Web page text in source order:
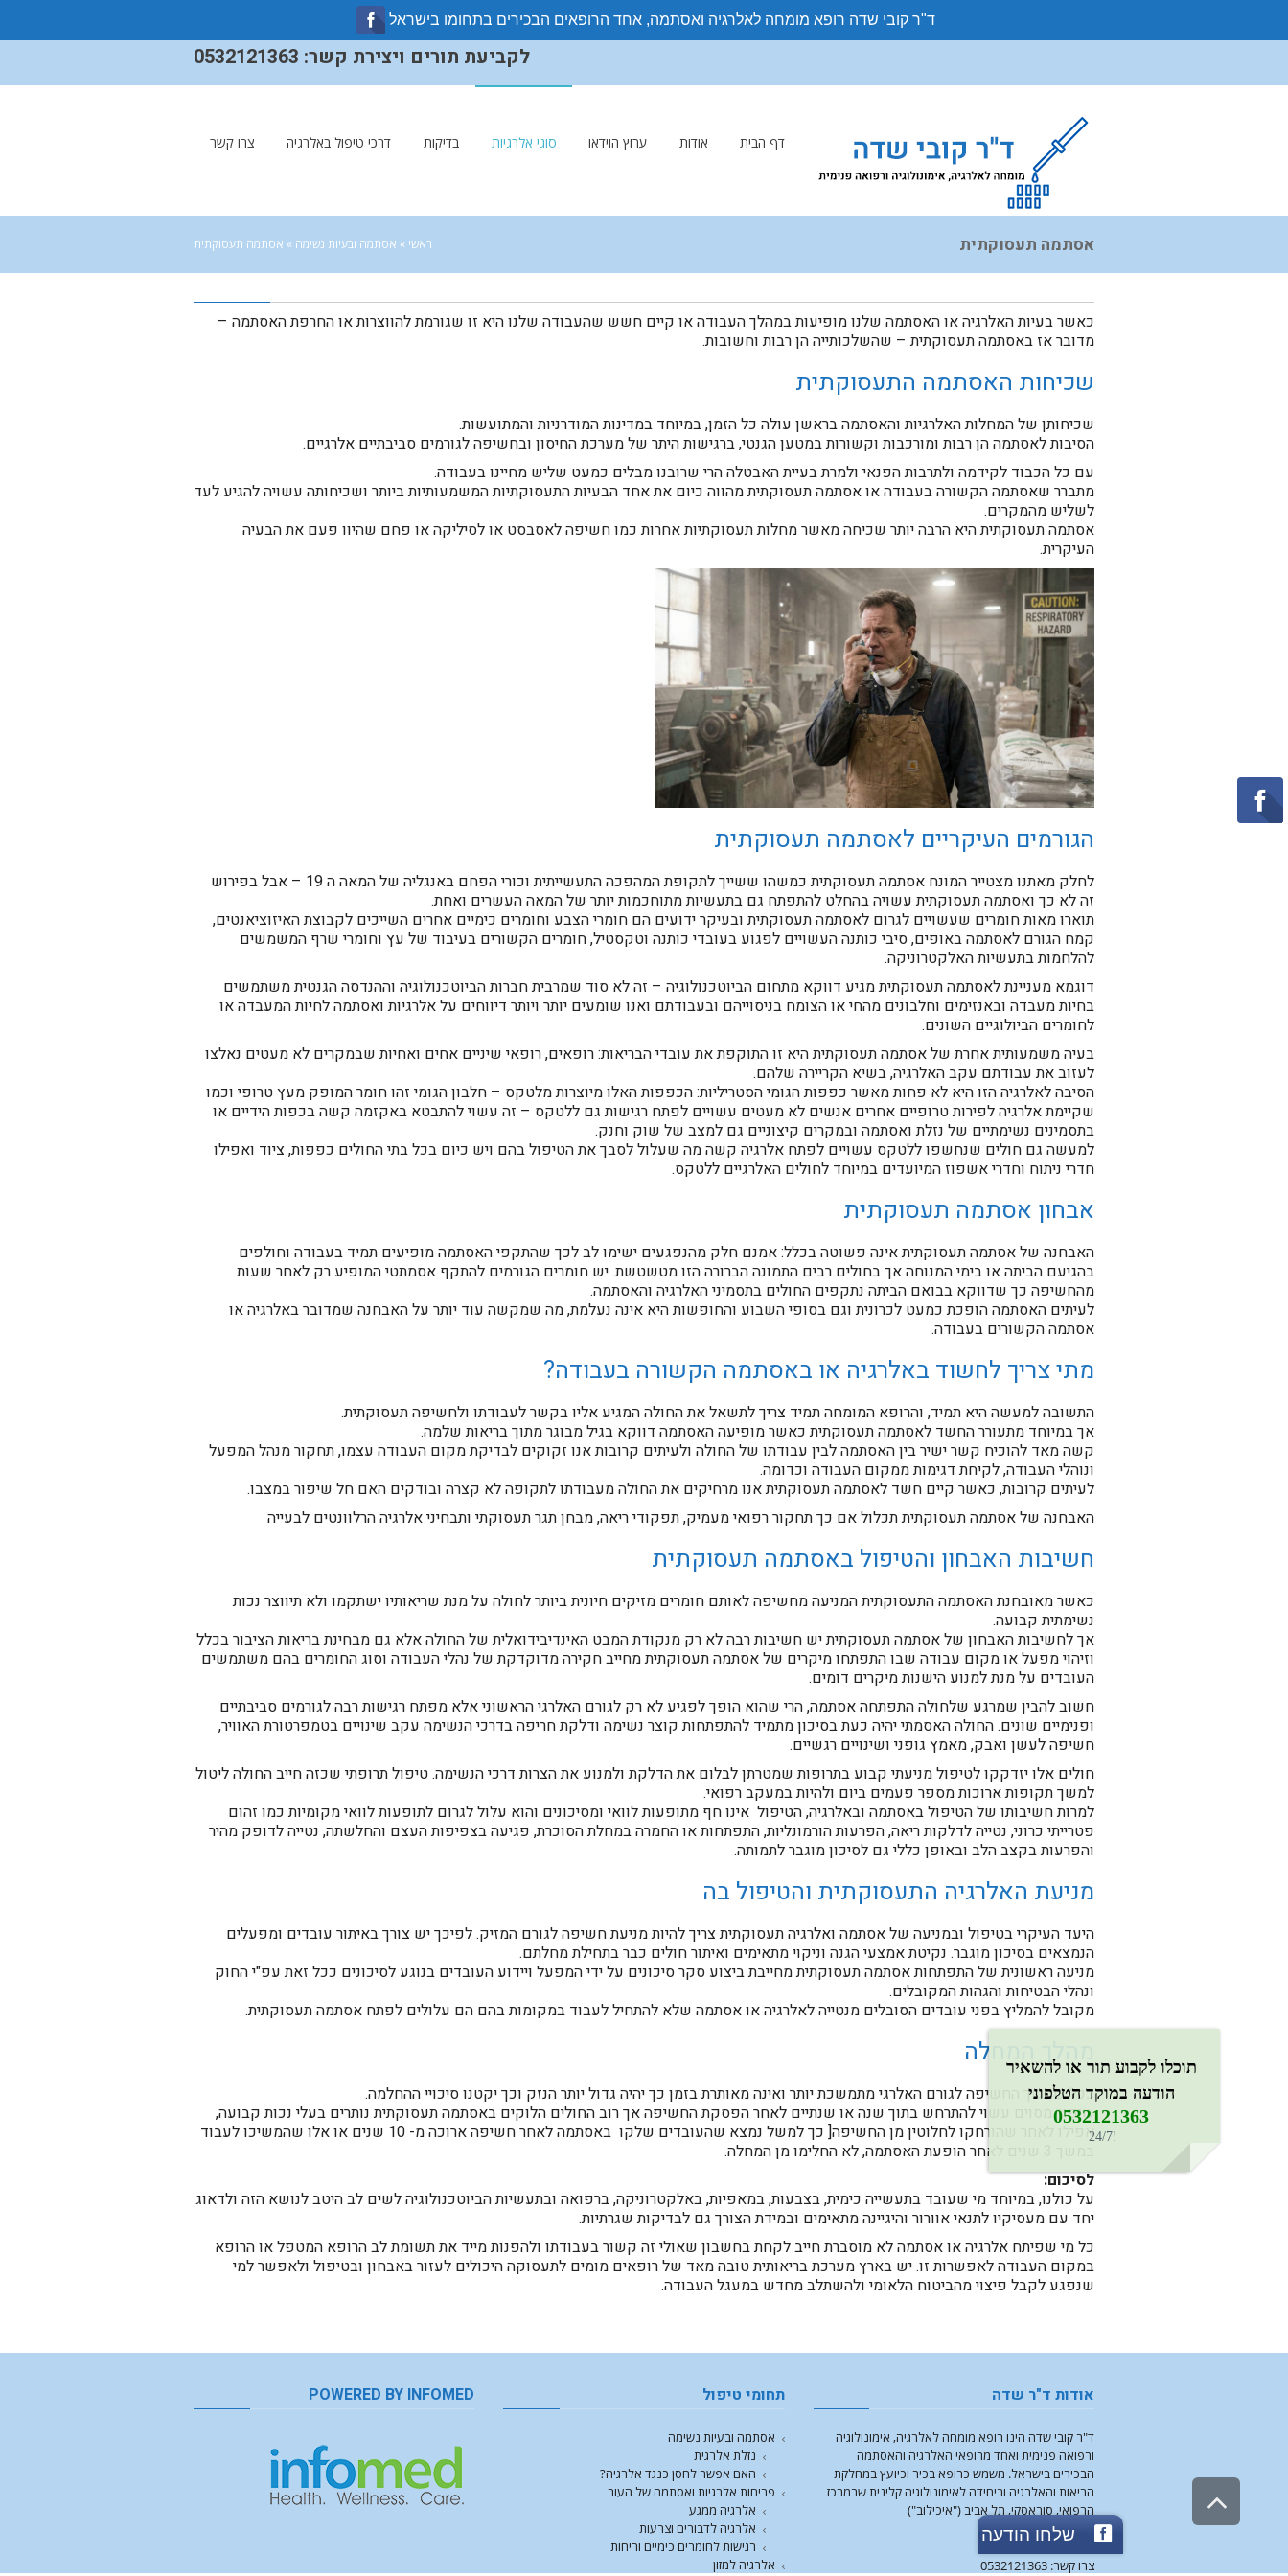
לקביעת תורים ויצירת קשר: 0532121363
דף הבית אודות ערוץ הוידאו סוגי אלרגיות בדיקות דרכי טיפול באלרגיה צרו קשר
אסתמה תעסוקתית ראשי » אסתמה ובעיות נשימה » אסתמה תעסוקתית
כאשר בעיות האלרגיה או האסתמה שלנו מופיעות במהלך העבודה או קיים חשש שהעבודה שלנו היא זו שגורמת להווצרות או החרפת האסתמה –
מדובר אז באסתמה תעסוקתית – שהשלכותייה הן רבות וחשובות.
שכיחות האסתמה התעסוקתית
שכיחותן של המחלות האלרגיות והאסתמה בראשן עולה כל הזמן, במיוחד במדינות המודרניות והמתועשות.
הסיבות לאסתמה הן רבות ומורכבות וקשורות במטען הגנטי, ברגישות היתר של מערכת החיסון ובחשיפה לגורמים סביבתיים אלרגיים.
עם כל הכבוד לקידמה ולתרבות הפנאי ולמרת בעיית האבטלה הרי שרובנו מבלים כמעט שליש מחיינו בעבודה.
מתברר שאסתמה הקשורה בעבודה או אסתמה תעסוקתית מהווה כיום את אחד הבעיות התעסוקתיות המשמעותיות ביותר ושכיחותה עשויה להגיע לעד
לשליש מהמקרים.
אסתמה תעסוקתית היא הרבה יותר שכיחה מאשר מחלות תעסוקתיות אחרות כמו חשיפה לאסבסט או לסיליקה או פחם שהיוו פעם את הבעיה
העיקרית.
הגורמים העיקריים לאסתמה תעסוקתית
לחלק מאתנו מצטייר המונח אסתמה תעסוקתית כמשהו ששייך לתקופת המהפכה התעשייתית וכורי הפחם באנגליה של המאה ה 19 – אבל בפירוש
זה לא כך ואסתמה תעסוקתית עשויה בהחלט להתפתח גם בתעשיות מתוחכמות יותר של המאה העשרים ואחת.
תוארו מאות חומרים שעשויים לגרום לאסתמה תעסוקתית ובעיקר ידועים הם חומרי הצבע וחומרים כימיים אחרים השייכים לקבוצת האיזוציאנטים,
קמח הגורם לאסתמה באופים, סיבי כותנה העשויים לפגוע בעובדי כותנה וטקסטיל, חומרים הקשורים בעיבוד של עץ וחומרי שרף המשמשים
להלחמות בתעשיות האלקטרוניקה.
דוגמא מעניינת לאסתמה תעסוקתית מגיע דווקא מתחום הביוטכנולוגיה – זה לא סוד שמרבית חברות הביוטכנולוגיה וההנדסה הגנטית משתמשים
בחיות מעבדה ובאנזימים וחלבונים מהחי או הצומח בניסוייהם ובעבודתם ואנו שומעים יותר ויותר דיווחים על אלרגיות ואסתמה לחיות המעבדה או
לחומרים הביולוגיים השונים.
בעיה משמעותית אחרת של אסתמה תעסוקתית היא זו התוקפת את עובדי הבריאות: רופאים, רופאי שיניים אחים ואחיות שבמקרים לא מעטים נאלצו
לעזוב את עבודתם עקב האלרגיה, בשיא הקריירה שלהם.
הסיבה לאלרגיה הזו היא לא פחות מאשר כפפות הגומי הסטריליות: הכפפות האלו מיוצרות מלטקס – חלבון הגומי זהו חומר המופק מעץ טרופי וכמו
שקיימת אלרגיה לפירות טרופיים אחרים אנשים לא מעטים עשויים לפתח רגישות גם ללטקס – זה עשוי להתבטא באקזמה קשה בכפות הידיים או
בתסמינים נשימתיים של נזלת ואסתמה ובמקרים קיצוניים גם למצב של שוק וחנק.
למעשה גם חולים שנחשפו ללטקס עשויים לפתח אלרגיה קשה מה שעלול לסבך את הטיפול בהם ויש כיום בכל בתי החולים כפפות, ציוד ואפילו
חדרי ניתוח וחדרי אשפוז המיועדים במיוחד לחולים האלרגיים ללטקס.
אבחון אסתמה תעסוקתית
האבחנה של אסתמה תעסוקתית אינה פשוטה בכלל: אמנם חלק מהנפגעים ישימו לב לכך שהתקפי האסתמה מופיעים תמיד בעבודה וחולפים
בהגיעם הביתה או בימי המנוחה אך בחולים רבים התמונה הברורה הזו מטשטשת. יש חומרים הגורמים להתקף אסמתטי המופיע רק לאחר שעות
מהחשיפה כך שדווקא בבואם הביתה נתקפים החולים בתסמיני האלרגיה והאסתמה.
לעיתים האסתמה הופכת כמעט לכרונית וגם בסופי השבוע והחופשות היא אינה נעלמת, מה שמקשה עוד יותר על האבחנה שמדובר באלרגיה או
אסתמה הקשורים בעבודה.
מתי צריך לחשוד באלרגיה או באסתמה הקשורה בעבודה?
התשובה למעשה היא תמיד, והרופא המומחה תמיד צריך לתשאל את החולה המגיע אליו בקשר לעבודתו ולחשיפה תעסוקתית.
אך במיוחד מתעורר החשד לאסתמה תעסוקתית כאשר מופיעה האסתמה דווקא בגיל מבוגר מתוך בריאות שלמה.
קשה מאד להוכיח קשר ישיר בין האסתמה לבין עבודתו של החולה ולעיתים קרובות אנו זקוקים לבדיקת מקום העבודה עצמו, תחקור מנהל המפעל
ונוהלי העבודה, לקיחת דגימות ממקום העבודה וכדומה.
לעיתים קרובות, כאשר קיים חשד לאסתמה תעסוקתית אנו מרחיקים את החולה מעבודתו לתקופה לא קצרה ובודקים האם חל שיפור במצבו.
האבחנה של אסתמה תעסוקתית תכלול אם כך תחקור רפואי מעמיק, תפקודי ריאה, מבחן תגר תעסוקתי ותבחיני אלרגיה הרלוונטים לבעייה
חשיבות האבחון והטיפול באסתמה תעסוקתית
כאשר מאובחנת האסתמה התעסוקתית המניעה מחשיפה לאותם חומרים מזיקים חיונית ביותר לחולה על מנת שריאותיו ישתקמו ולא תיווצר נכות
נשימתית קבועה.
אך לחשיבות האבחון של אסתמה תעסוקתית יש חשיבות רבה לא רק מנקודת המבט האינדיבידואלית של החולה אלא גם מבחינת בריאות הציבור בכלל
וזיהוי מפעל או מקום עבודה שבו התפתחו מיקרים של אסתמה תעסוקתית מחייב חקירה מדוקדקת של נהלי העבודה וסוג החומרים בהם משתמשים
העובדים על מנת למנוע הישנות מיקרים דומים.
חשוב להבין שמרגע שלחולה התפתחה אסתמה, הרי שהוא הופך לפגיע לא רק לגורם האלרגי הראשוני אלא מפתח רגישות רבה לגורמים סביבתיים
ופנימיים שונים. החולה האסמתי יהיה כעת בסיכון מתמיד להתפתחות קוצר נשימה ודלקת חריפה בדרכי הנשימה עקב שינויים בטמפרטורת האוויר,
חשיפה לעשן ואבק, מאמץ גופני ושינויים רגשיים.
חולים אלו יזדקקו לטיפול מניעתי קבוע בתרופות שמטרתן לבלום את הדלקת ולמנוע את הצרות דרכי הנשימה. טיפול תרופתי שכזה חייב החולה ליטול
למשך תקופות ארוכות מספר פעמים ביום ולהיות במעקב רפואי.
למרות חשיבותו של הטיפול באסתמה ובאלרגיה, הטיפול אינו חף מתופעות לוואי ומסיכונים והוא עלול לגרום לתופעות לוואי מקומיות כמו זהום
פטרייתי כרוני, נטייה לדלקות ריאה, הפרעות הורמונליות, התפתחות או החמרה במחלת הסוכרת, פגיעה בצפיפות העצם והחלשתה, נטייה לדופק מהיר
והפרעות בקצב הלב ובאופן כללי גם לסיכון מוגבר לתמותה.
מניעת האלרגיה התעסוקתית והטיפול בה
היעד העיקרי בטיפול ובמניעה של אסתמה ואלרגיה תעסוקתית צריך להיות מניעת חשיפה לגורם המזיק. לפיכך יש צורך באיתור עובדים ומפעלים
הנמצאים בסיכון מוגבר. נקיטת אמצעי הגנה וניקוי מתאימים ואיתור חולים כבר בתחילת מחלתם.
מניעה ראשונית של התפתחות אסתמה תעסוקתית מחייבת ביצוע סקר סיכונים על ידי המפעל ויידוע העובדים בנוגע לסיכונים ככל זאת עפ"י החוק
ונהלי הבטיחות והגהות המקובלים.
מקובל להמליץ בפני עובדים הסובלים מנטייה לאלרגיה או אסתמה שלא להתחיל לעבוד במקומות בהם הם עלולים לפתח אסתמה תעסוקתית.
מהלך המחלה
ככל שמשך החשיפה לגורם האלרגי מתמשכת יותר ואינה מאותרת בזמן כך יהיה גדול יותר הנזק וכך יקטנו סיכויי ההחלמה.
שיפור מסוים עשוי להתרחש בתוך שנה או שנתיים לאחר הפסקת החשיפה אך רוב החולים הלוקים באסתמה תעסוקתית נותרים בעלי נכות קבועה,
אפילו לאחר שהורחקו לחלוטין מן החשיפה[ כך למשל נמצא שהעובדים שלקו באסתמה לאחר חשיפה ארוכה מ- 10 שנים או אלו שהמשיכו לעבוד
לסיכום:
על כולנו, במיוחד מי שעובד בתעשייה כימית, בצבעות, במאפיות, באלקטרוניקה, ברפואה ובתעשיות הביוטכנולוגיה לשים לב היטב לנושא הזה ולדאוג
יחד עם מעסיקיו לתנאי אוורור והיגיינה מתאימים ובמידת הצורך גם לבדיקות שגרתיות.
כל מי שפיתח אלרגיה או אסתמה לא מוסברת חייב לקחת בחשבון שאולי זה קשור בעבודתו ולהפנות מייד את תשומת לב הרופא המטפל או הרופא
במקום העבודה לאפשרות זו. יש בארץ מערכת בריאותית טובה מאד של רופאים מומים לתעסוקה היכולים לעזור באבחון ובטיפול ולאפשר למי
שנפגע לקבל פיצוי מהביטוח הלאומי ולהשתלב מחדש במעגל העבודה.
אודות ד"ר שדה
ד"ר קובי שדה הינו רופא מומחה לאלרגיה, אימונולוגיה
ורפואה פנימית ואחד מרופאי האלרגיה והאסתמה
הבכירים בישראל. משמש כרופא בכיר וכיועץ במחלקת
הריאות והאלרגיה וביחידה לאימונולוגיה קלינית שבמרכז
הרפואי, סוראסקי, תל אביב ("איכילוב")
צרו קשר: 0532121363
תחומי טיפול
אסתמה ובעיות נשימה
נזלת אלרגית
האם אפשר לחסן כנגד אלרגיה?
פריחות אלרגיות ואסתמה של העור
אלרגיה ממגע
אלרגיה לדבורים וצרעות
רגישות לחומרים כימיים וריחות
אלרגיה למזון
POWERED BY INFOMED
לראש שלחו הודעה
ד"ר קובי שדה רופא מומחה לאלרגיה ואסתמה, אחד הרופאים הבכירים בתחומו בישראל
תוכלו לקבוע תור או להשאיר
הודעה במוקד הטלפוני
0532121363​
!24/7